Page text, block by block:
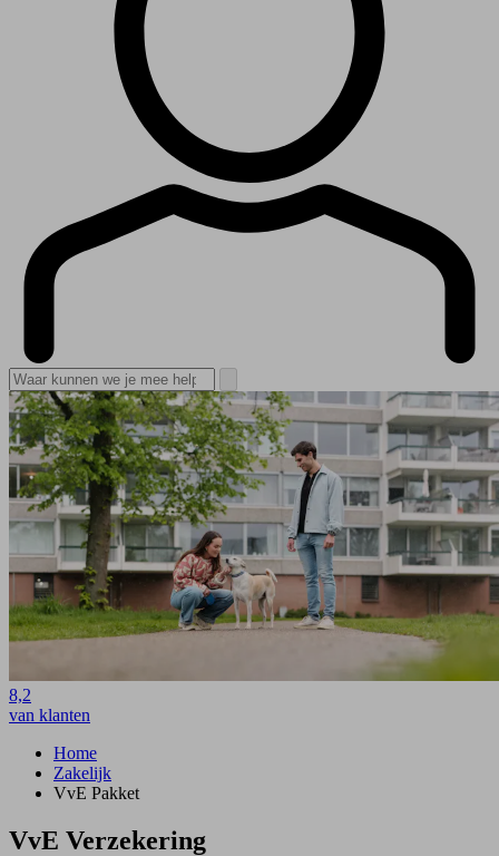
8,2
van klanten
Home
Zakelijk
VvE Pakket
VvE Verzekering